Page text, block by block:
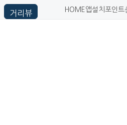
HOME 앱설치 포인트